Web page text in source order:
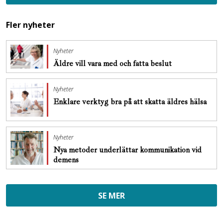
Fler nyheter
Nyheter
Äldre vill vara med och fatta beslut
Nyheter
Enklare verktyg bra på att skatta äldres hälsa
Nyheter
Nya metoder underlättar kommunikation vid
demens
SE MER